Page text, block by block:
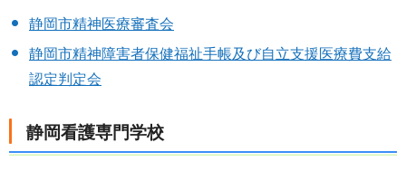
静岡市精神医療審査会
静岡市精神障害者保健福祉手帳及び自立支援医療費支給
認定判定会
静岡看護専門学校